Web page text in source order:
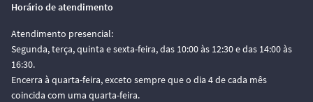
Horário de atendimento
Atendimento presencial:
Segunda, terça, quinta e sexta-feira, das 10:00 às 12:30 e das 14:00 às
16:30.
Encerra à quarta-feira, exceto sempre que o dia 4 de cada mês
coincida com uma quarta-feira.